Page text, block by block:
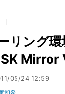
リング
Mirror
05/24 12:59
和希